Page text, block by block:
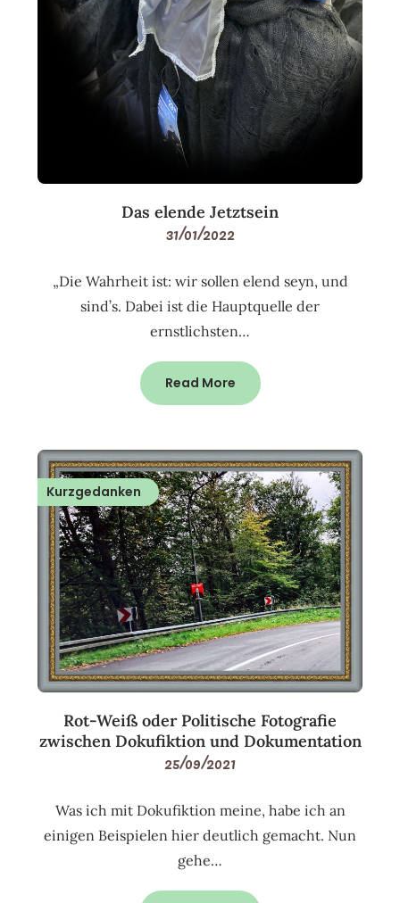
Das elende Jetztsein
31/01/2022
„Die Wahrheit ist: wir sollen elend seyn, und
sind’s. Dabei ist die Hauptquelle der
ernstlichsten…
Read More
Kurzgedanken
Rot-Weiß oder Politische Fotografie
zwischen Dokufiktion und Dokumentation
25/09/2021
Was ich mit Dokufiktion meine, habe ich an
einigen Beispielen hier deutlich gemacht. Nun
gehe…